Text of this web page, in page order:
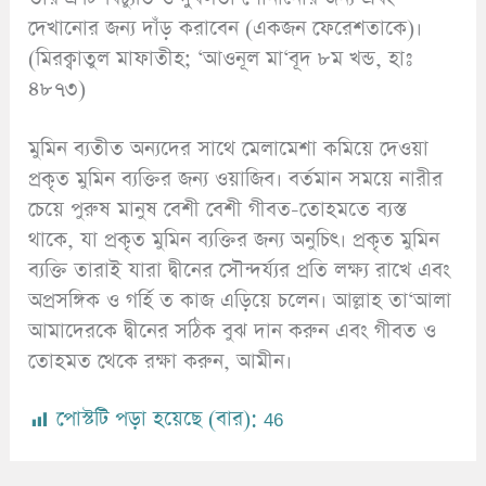
দেখানোর জন্য দাঁড় করাবেন (একজন ফেরেশতাকে)।
(মিরক্বাতুল মাফাতীহ; ‘আওনূল মা‘বূদ ৮ম খন্ড, হাঃ
৪৮৭৩)
মুমিন ব্যতীত অন্যদের সাথে মেলামেশা কমিয়ে দেওয়া
প্রকৃত মুমিন ব্যক্তির জন্য ওয়াজিব। বর্তমান সময়ে নারীর
চেয়ে পুরুষ মানুষ বেশী বেশী গীবত-তোহমতে ব্যস্ত
থাকে, যা প্রকৃত মুমিন ব্যক্তির জন্য অনুচিৎ। প্রকৃত মুমিন
ব্যক্তি তারাই যারা দ্বীনের সৌন্দর্য্যর প্রতি লক্ষ্য রাখে এবং
অপ্রসঙ্গিক ও গর্হি ত কাজ এড়িয়ে চলেন। আল্লাহ তা‘আলা
আমাদেরকে দ্বীনের সঠিক বুঝ দান করুন এবং গীবত ও
তোহমত থেকে রক্ষা করুন, আমীন।
পোস্টটি পড়া হয়েছে (বার): 46